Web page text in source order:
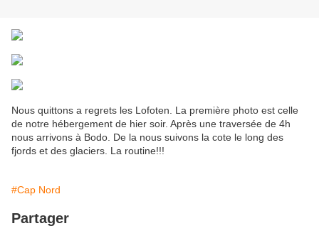
Nous quittons a regrets les Lofoten. La première photo est celle
de notre hébergement de hier soir. Après une traversée de 4h
nous arrivons à Bodo. De la nous suivons la cote le long des
fjords et des glaciers. La routine!!!
#Cap Nord
Partager